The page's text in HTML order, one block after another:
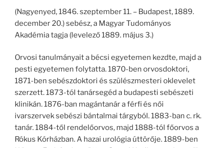
(Nagyenyed, 1846. szeptember 11. – Budapest, 1889.
december 20.) sebész, a Magyar Tudományos
Akadémia tagja (levelező 1889. május 3.)
Orvosi tanulmányait a bécsi egyetemen kezdte, majd a
pesti egyetemen folytatta. 1870-ben orvosdoktori,
1871-ben sebészdoktori és szülészmesteri oklevelet
szerzett. 1873-tól tanársegéd a budapesti sebészeti
klinikán. 1876-ban magántanár a férfi és női
ivarszervek sebészi bántalmai tárgyból. 1883-ban c. rk.
tanár. 1884-től rendelőorvos, majd 1888-tól főorvos a
Rókus Kórházban. A hazai urológia úttörője. 1889-ben